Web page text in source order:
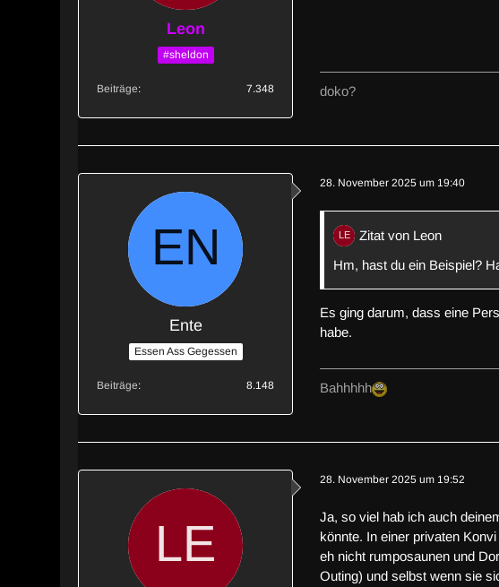
Leon
#sheldon
Beiträge 7.348 doko?
Ente
Essen Ass Gegessen
Beiträge 8.148
28. November 2025 um 19:40
Zitat von Leon
Hm, hast du ein Beispiel?
Es ging darum, dass eine
habe.
Bahhhhh
28. November 2025 um 19:52
Ja, so viel hab ich auch
könnte. In einer privaten
eh nicht rumposaunen und
Outing) und selbst wenn sie